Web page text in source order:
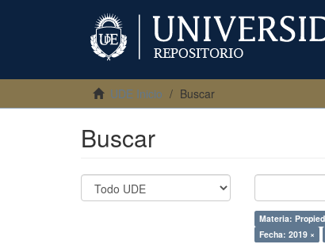
UDE Inicio Buscar
Buscar
Materia:
Fecha: 2019 ×